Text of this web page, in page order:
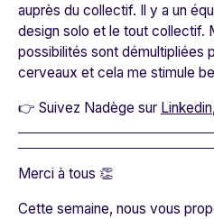
auprès du collectif. Il y a un
design solo et le tout collectif.
possibilités sont démultipliées
cerveaux et cela me stimule
👉 Suivez Nadège sur Linkedin,
Merci à tous 👏
Cette semaine, nous vous